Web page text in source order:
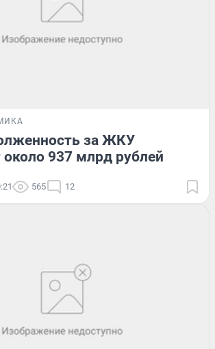
за ЖКУ
около 937 млрд рублей
565 12